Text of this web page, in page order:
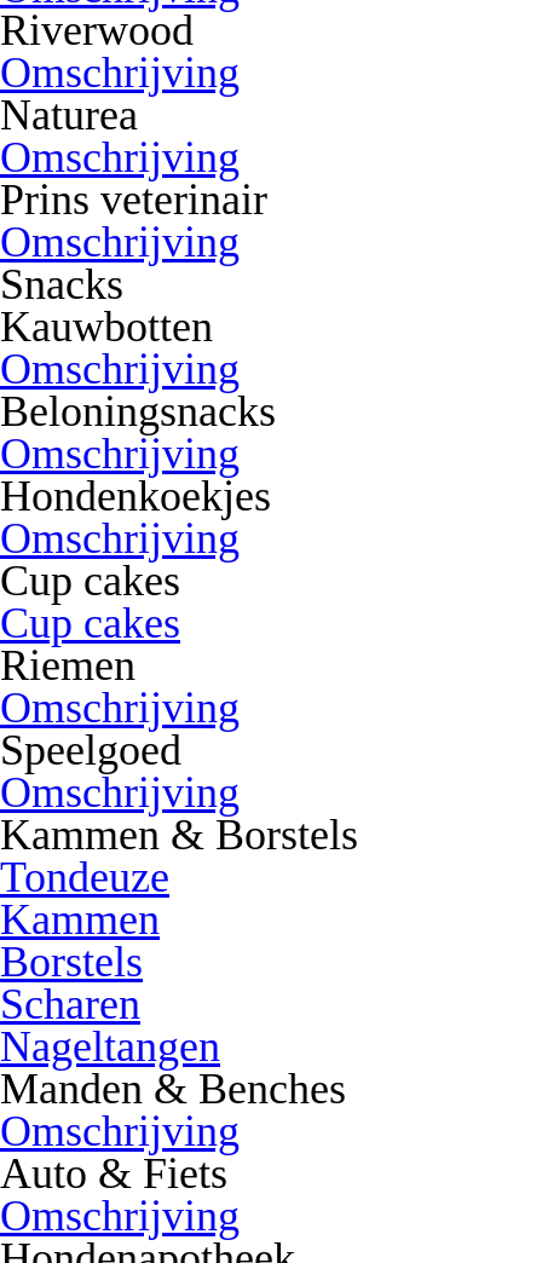
Riverwood
Omschrijving
Naturea
Omschrijving
Prins veterinair
Omschrijving
Snacks
Kauwbotten
Omschrijving
Beloningsnacks
Omschrijving
Hondenkoekjes
Omschrijving
Cup cakes
Cup cakes
Riemen
Omschrijving
Speelgoed
Omschrijving
Kammen & Borstels
Tondeuze
Kammen
Borstels
Scharen
Nageltangen
Manden & Benches
Omschrijving
Auto & Fiets
Omschrijving